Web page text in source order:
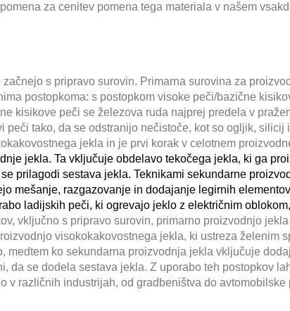
za cenitev pomena tega materiala v našem
s pripravo surovin. Primarna surovina za
postopkoma: s postopkom visoke peči/bazične
kisikove peči se železova ruda najprej predela v
tako, da se odstranijo nečistoče, kot so ogljik, silicij
jekla in je prvi korak v celotnem
jekla. Ta vključuje obdelavo tekočega jekla, ki ga
prilagodi sestava jekla. Teknikami sekundarne
mešanje, razgazovanje in dodajanje legirnih
ladijskih peči, ki ogrevajo jeklo z električnim
vključno s pripravo surovin, primarno proizvodnjo
visokokakovostnega jekla, ki ustreza želenim
ko sekundarna proizvodnja jekla vključuje
da se dodela sestava jekla. Z uporabo teh postopkov
v različnih industrijah, od gradbeništva do avtomobilske